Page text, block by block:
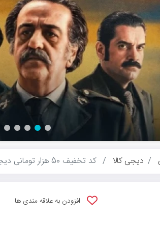
دیجی کالا کد تخفیف 50 هزار تومانی دیجی کالا
افزودن به علاقه مندی ها